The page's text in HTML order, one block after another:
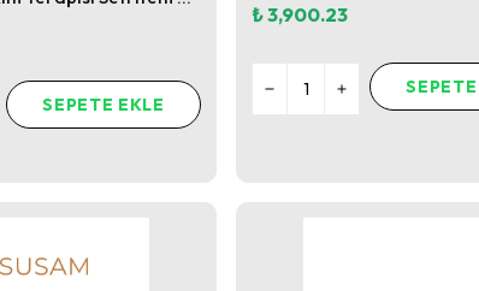
SEPETE EKLE
₺ 3,900.23